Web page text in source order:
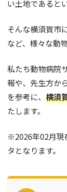
い土地であると
そんな横須賀市
など、様々な動
私たち動物病院
報や、先生方か
を参考に、 横須
たします。
※2026年02月現
タとなります。